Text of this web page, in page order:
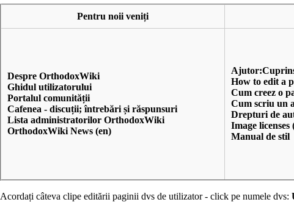
Pentru noii veniți
Despre OrthodoxWiki
Ghidul utilizatorului
Portalul comunității
Cafenea - discuții; întrebări și răspunsuri
Lista administratorilor OrthodoxWiki
OrthodoxWiki News (en)
How to edit a
Cum creez o
Cum scriu un
Drepturi de
Image licenses
Manual de stil
Acordați câteva clipe editării paginii dvs de utilizator - click pe numele dvs: